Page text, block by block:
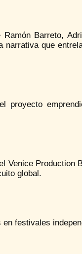
Barreto,
que
Production
global.
festivales